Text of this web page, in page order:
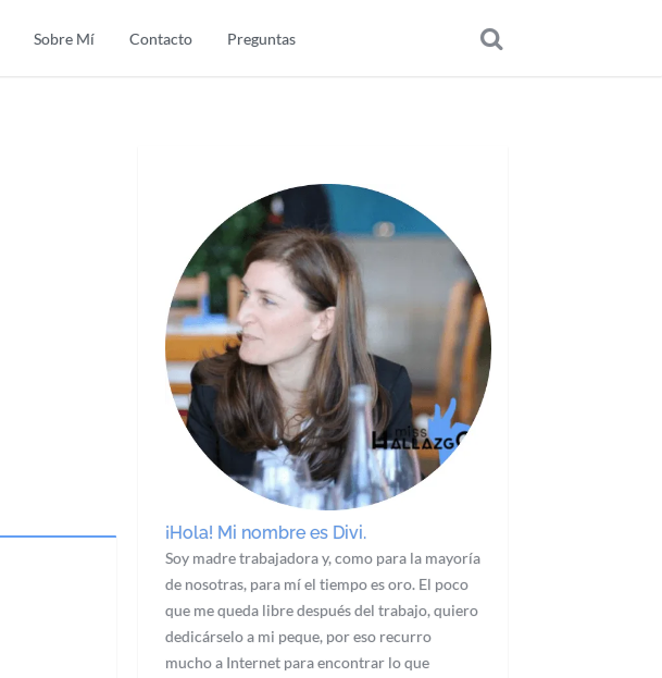
Sobre Mí Contacto Preguntas
¡Hola! Mi nombre es Divi.
Soy madre trabajadora y, como para la mayoría
de nosotras, para mí el tiempo es oro. El poco
que me queda libre después del trabajo, quiero
dedicárselo a mi peque, por eso recurro
mucho a Internet para encontrar lo que